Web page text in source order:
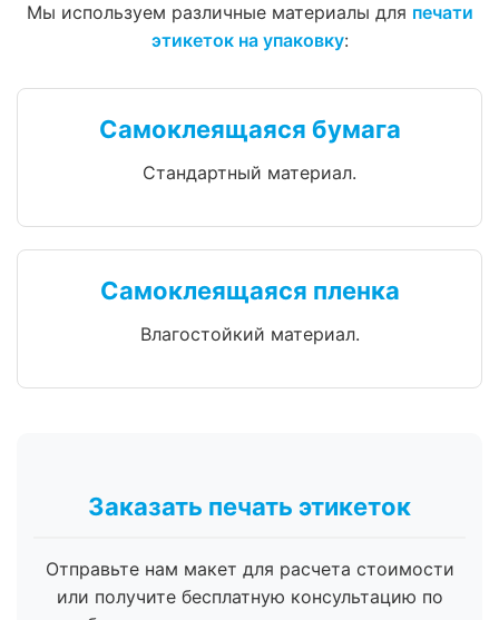
Мы используем различные материалы для печати
этикеток на упаковку:
Самоклеящаяся бумага
Стандартный материал.
Самоклеящаяся пленка
Влагостойкий материал.
Заказать печать этикеток
Отправьте нам макет для расчета стоимости
или получите бесплатную консультацию по